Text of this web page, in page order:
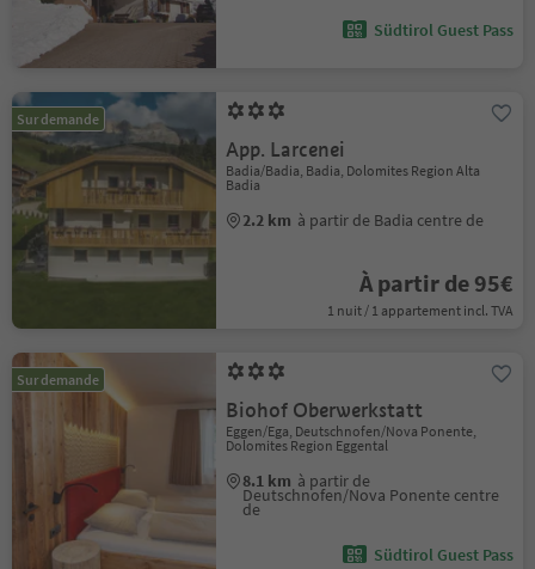
Südtirol Guest Pass
Sur demande
App. Larcenei
Badia/Badia, Badia, Dolomites Region Alta
Badia
2.2 km à partir de Badia centre de
À partir de 95€
1 nuit / 1 appartement incl. TVA
Sur demande
Biohof Oberwerkstatt
Eggen/Ega, Deutschnofen/Nova Ponente,
Dolomites Region Eggental
8.1 km à partir de
Deutschnofen/Nova Ponente centre
de
Südtirol Guest Pass